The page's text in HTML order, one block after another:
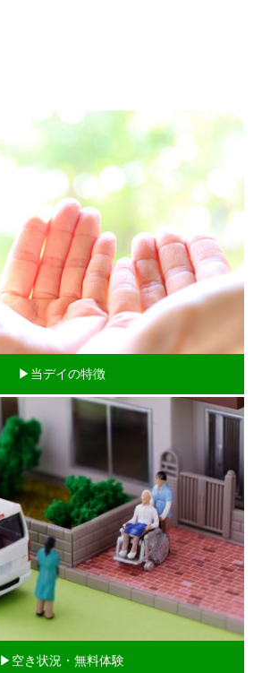
▶当デイの特徴
▶空き状況・無料体験